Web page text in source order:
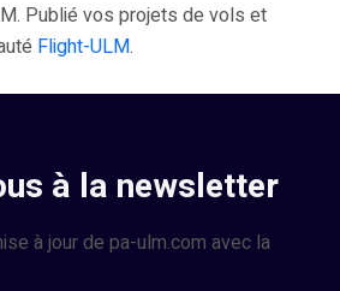
Publié vos projets de vols et
Flight-ULM.
à la newsletter
à jour de pa-ulm.com avec la